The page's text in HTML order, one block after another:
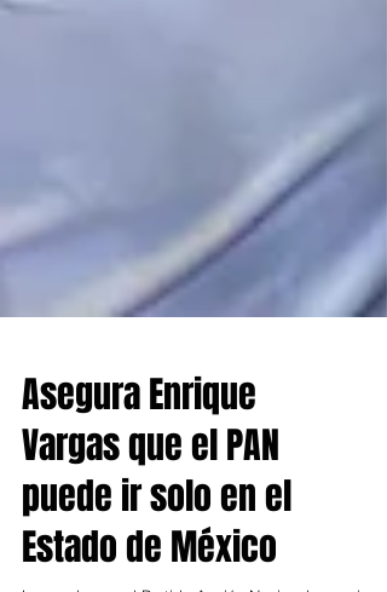
Asegura Enrique
Vargas que el PAN
puede ir solo en el